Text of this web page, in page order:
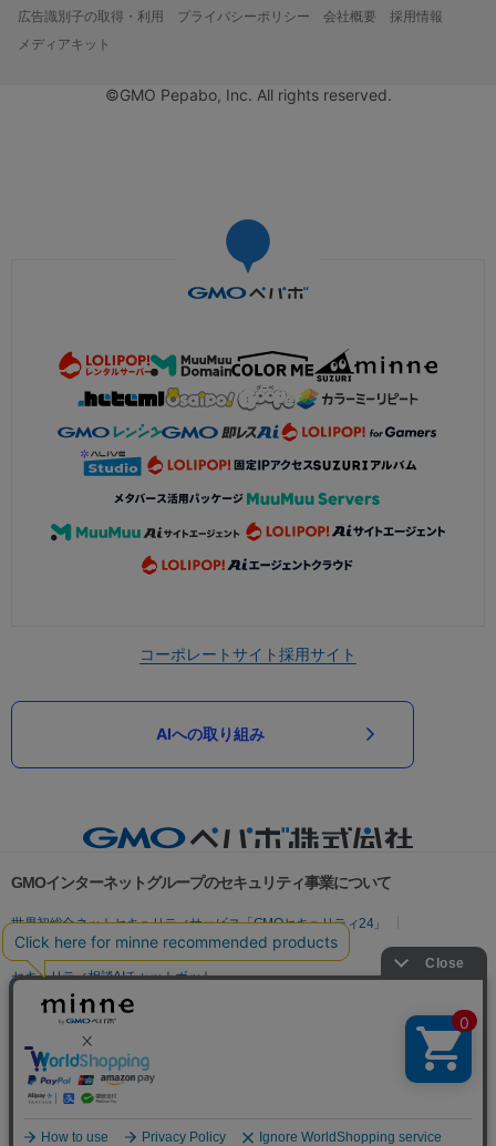
広告識別子の取得・利用
プライバシーポリシー 会社概要
採用情報
メディアキット
©GMO Pepabo, Inc. All rights reserved.
コーポレートサイト採用サイト
AIへの取り組み
GMOインターネットグループのセキュリティ事業について
世界初総合ネットセキュリティサービス「GMOセキュリティ24」
パスワード漏洩診断
Webサイトリスク診断
セキュリティ相談AIチャットボット
実在証明・盗聴対策
サイバー攻撃対策（GMO Flatt Security）
セキュリティ事業の軌跡